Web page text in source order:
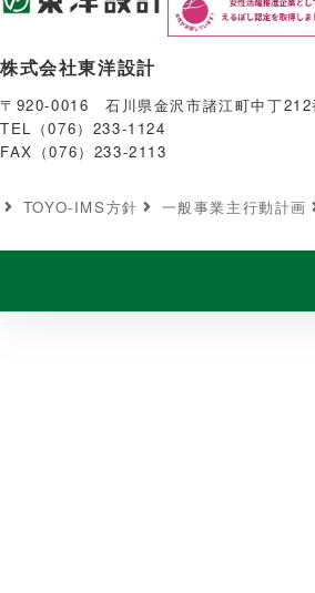
株式会社東洋設計
〒920-0016 石川県金沢市諸江町中丁212
TEL（076）233-1124
FAX（076）233-2113
TOYO-IMS⽅針 ⼀般事業主⾏動計画